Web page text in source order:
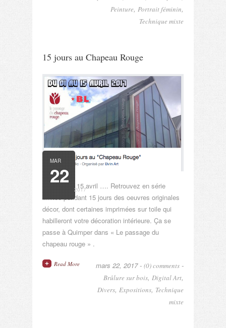
Peinture, Portrait féminin,
Technique mixte
15 jours au Chapeau Rouge
MAR
22
2017
Du 1 er au 15 avril …. Retrouvez en série
limitée pendant 15 jours des oeuvres originales
décor, dont certaines imprimées sur toile qui
habilleront votre décoration intérieure. Ça se
passe à Quimper dans « Le passage du
chapeau rouge » .
Read More mars 22, 2017 - (0) comments -
Brûlure sur bois, Digital Art,
Divers, Expositions, Technique
mixte